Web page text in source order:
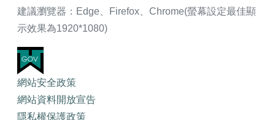
建議瀏覽器：Edge、Firefox、Chrome(螢幕設定最佳顯
示效果為1920*1080)
網站安全政策
網站資料開放宣告
隱私權保護政策